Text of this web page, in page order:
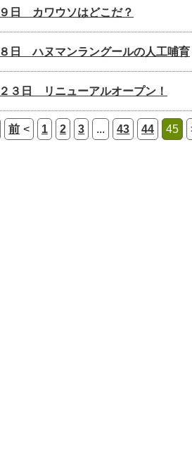
日 カワウソはどこだ？
日 ハヌマンラングールの人工哺育
３日 リニューアルオープン！
前 1 2 3 ... 43 44 45